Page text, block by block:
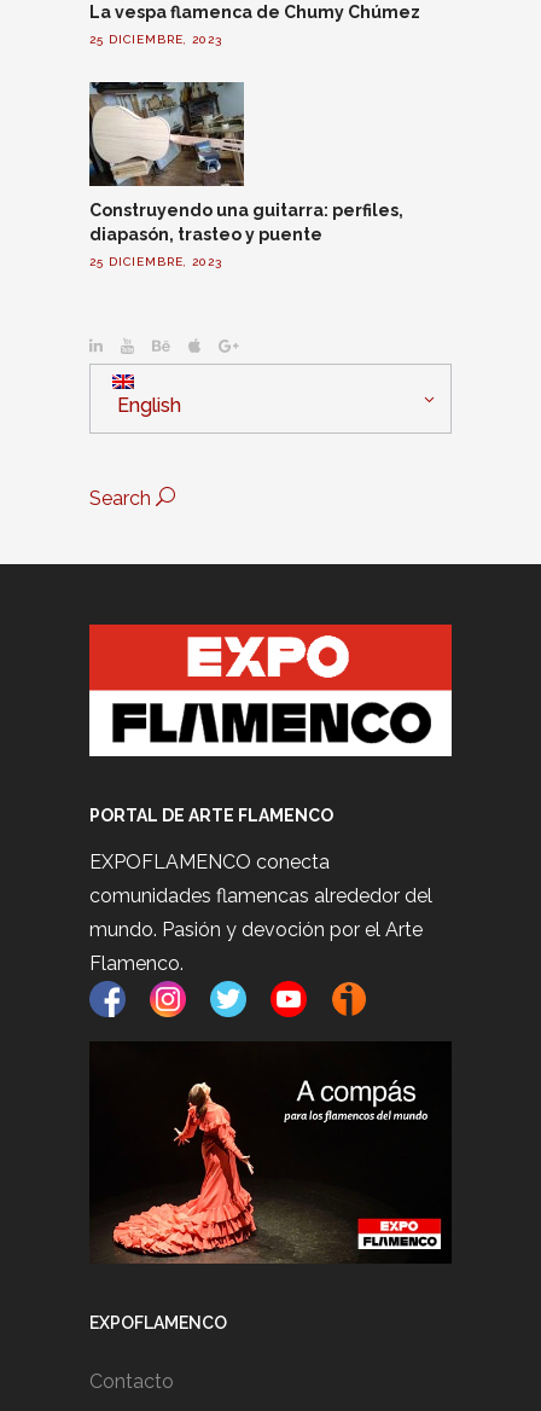
La vespa flamenca de Chumy Chúmez
25 DICIEMBRE, 2023
Construyendo una guitarra: perfiles,
diapasón, trasteo y puente
25 DICIEMBRE, 2023
English
Search
PORTAL DE ARTE FLAMENCO
EXPOFLAMENCO conecta
comunidades flamencas alrededor del
mundo. Pasión y devoción por el Arte
Flamenco.
EXPOFLAMENCO
Contacto